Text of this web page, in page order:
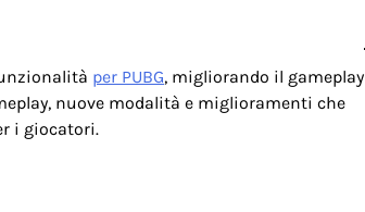
per PUBG, migliorando il gameplay
nuove modalità e miglioramenti che
i giocatori.